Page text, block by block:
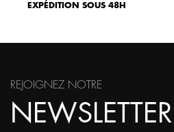
EXPÉDITION SOUS 48H
REJOIGNEZ NOTRE
NEWSLETTER